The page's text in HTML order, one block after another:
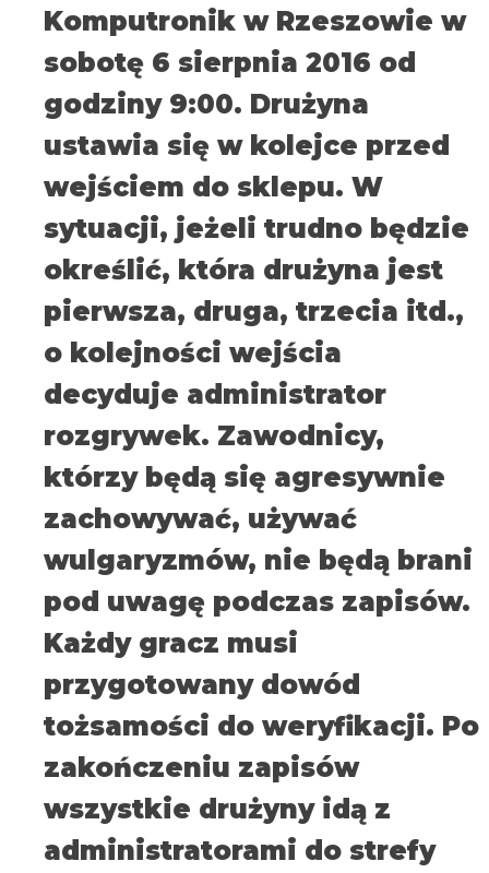
Komputronik w Rzeszowie w
sobotę 6 sierpnia 2016 od
godziny 9:00. Drużyna
ustawia się w kolejce przed
wejściem do sklepu. W
sytuacji, jeżeli trudno będzie
określić, która drużyna jest
pierwsza, druga, trzecia itd.,
o kolejności wejścia
decyduje administrator
rozgrywek. Zawodnicy,
którzy będą się agresywnie
zachowywać, używać
wulgaryzmów, nie będą brani
pod uwagę podczas zapisów.
Każdy gracz musi
przygotowany dowód
tożsamości do weryfikacji. Po
zakończeniu zapisów
wszystkie drużyny idą z
administratorami do strefy